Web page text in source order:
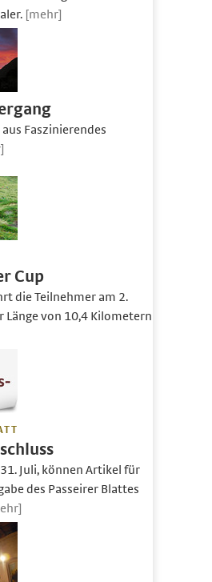
[mehr]
Faszinierendes
Cup
die Teilnehmer am 2.
Länge von 10,4 Kilometern
Juli, können Artikel für
des Passeirer Blattes